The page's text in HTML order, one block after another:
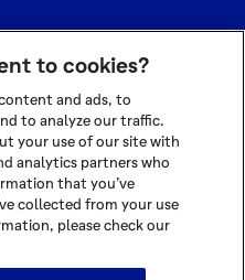
NO. 199504676H
|COOKIE POLICY
to cookies?
and ads, to
to analyze our traffic.
your use of our site with
analytics partners who
that you’ve
collected from your use
please check our